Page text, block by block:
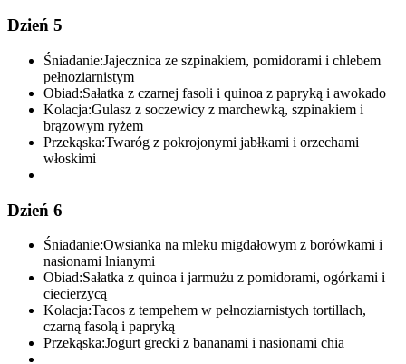
Dzień 5
Śniadanie:Jajecznica ze szpinakiem, pomidorami i chlebem
pełnoziarnistym
Obiad:Sałatka z czarnej fasoli i quinoa z papryką i awokado
Kolacja:Gulasz z soczewicy z marchewką, szpinakiem i
brązowym ryżem
Przekąska:Twaróg z pokrojonymi jabłkami i orzechami
włoskimi
Dzień 6
Śniadanie:Owsianka na mleku migdałowym z borówkami i
nasionami lnianymi
Obiad:Sałatka z quinoa i jarmużu z pomidorami, ogórkami i
ciecierzycą
Kolacja:Tacos z tempehem w pełnoziarnistych tortillach,
czarną fasolą i papryką
Przekąska:Jogurt grecki z bananami i nasionami chia